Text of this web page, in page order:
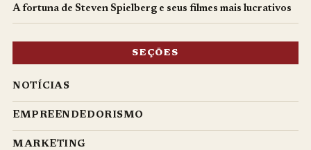
A fortuna de Steven Spielberg e seus filmes mais lucrativos
SEÇÕES
NOTÍCIAS
EMPREENDEDORISMO
MARKETING